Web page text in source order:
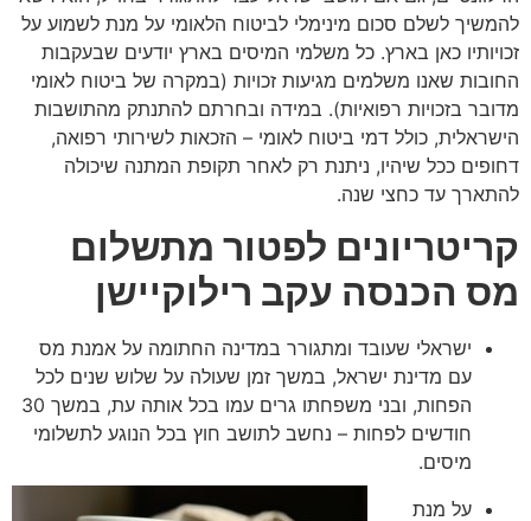
להמשיך לשלם סכום מינימלי לביטוח הלאומי על מנת לשמוע על
זכויותיו כאן בארץ. כל משלמי המיסים בארץ יודעים שבעקבות
החובות שאנו משלמים מגיעות זכויות (במקרה של ביטוח לאומי
מדובר בזכויות רפואיות). במידה ובחרתם להתנתק מהתושבות
הישראלית, כולל דמי ביטוח לאומי – הזכאות לשירותי רפואה,
דחופים ככל שיהיו, ניתנת רק לאחר תקופת המתנה שיכולה
להתארך עד כחצי שנה.
קריטריונים לפטור מתשלום
מס הכנסה עקב רילוקיישן
ישראלי שעובד ומתגורר במדינה החתומה על אמנת מס
עם מדינת ישראל, במשך זמן שעולה על שלוש שנים לכל
הפחות, ובני משפחתו גרים עמו בכל אותה עת, במשך 30
חודשים לפחות – נחשב לתושב חוץ בכל הנוגע לתשלומי
מיסים.
על מנת